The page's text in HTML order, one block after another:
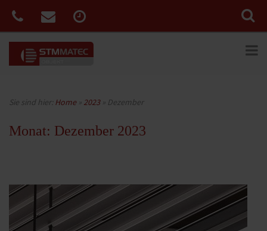
Sie sind hier: Home» 2023» Dezember
Monat: Dezember 2023